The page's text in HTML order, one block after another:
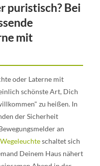
puristisch? Bei
mit
oder Laterne mit
schönste Art, Dich
zu heißen. In
der Sicherheit
an
Wegeleuchteschaltet sich
Deinem Haus nähert